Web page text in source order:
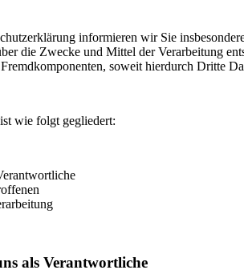
informieren wir Sie
die Zwecke und Mittel der Verarbeitung
soweit hierdurch Dritte
wie folgt gegliedert:
als Verantwortliche